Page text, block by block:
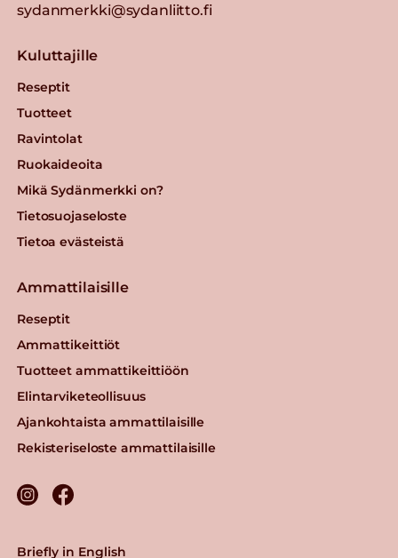
sydanmerkki@sydanliitto.fi
Kuluttajille
Reseptit
Tuotteet
Ravintolat
Ruokaideoita
Mikä Sydänmerkki on?
Tietosuojaseloste
Tietoa evästeistä
Ammattilaisille
Reseptit
Ammattikeittiöt
Tuotteet ammattikeittiöön
Elintarviketeollisuus
Ajankohtaista ammattilaisille
Rekisteriseloste ammattilaisille
Briefly in English